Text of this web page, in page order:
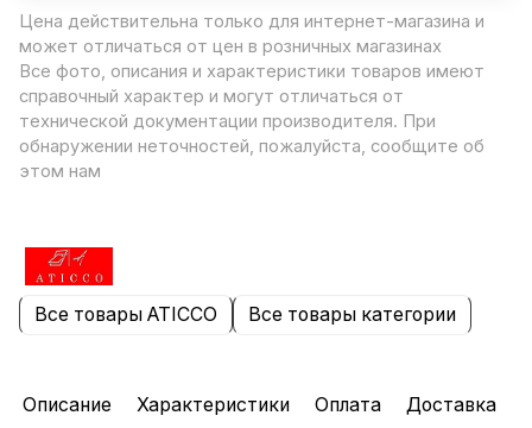
Цена действительна только для интернет-магазина и
может отличаться от цен в розничных магазинах
Все фото, описания и характеристики товаров имеют
справочный характер и могут отличаться от
технической документации производителя. При
обнаружении неточностей, пожалуйста, сообщите об
этом нам
Все товары ATICCO Все товары категории
Описание Характеристики Оплата Доставка